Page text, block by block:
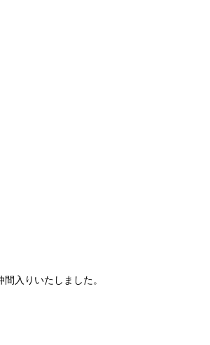
入りいたしました。